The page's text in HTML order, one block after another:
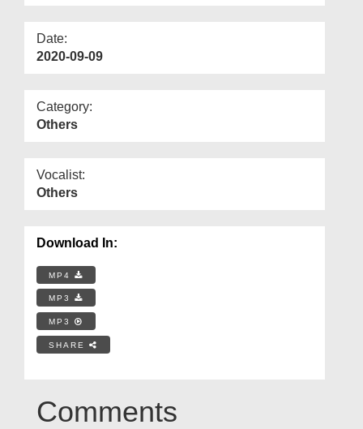
Date:
2020-09-09
Category:
Others
Vocalist:
Others
Download In:
MP4
MP3
MP3
SHARE
Comments